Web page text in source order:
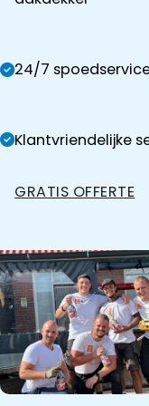
24/7
Klantvriendelijke
GRATIS OFFERTE